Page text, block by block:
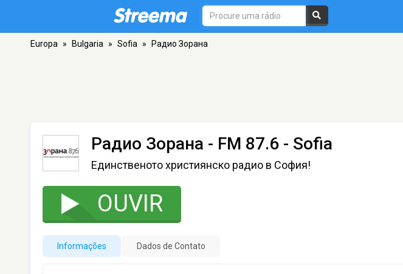
Europa » Bulgaria » Sofia » Радио Зорана
Радио Зорана - FM 87.6 - Sofia
Единственото християнско радио в София!
OUVIR
Informações Dados de Contato